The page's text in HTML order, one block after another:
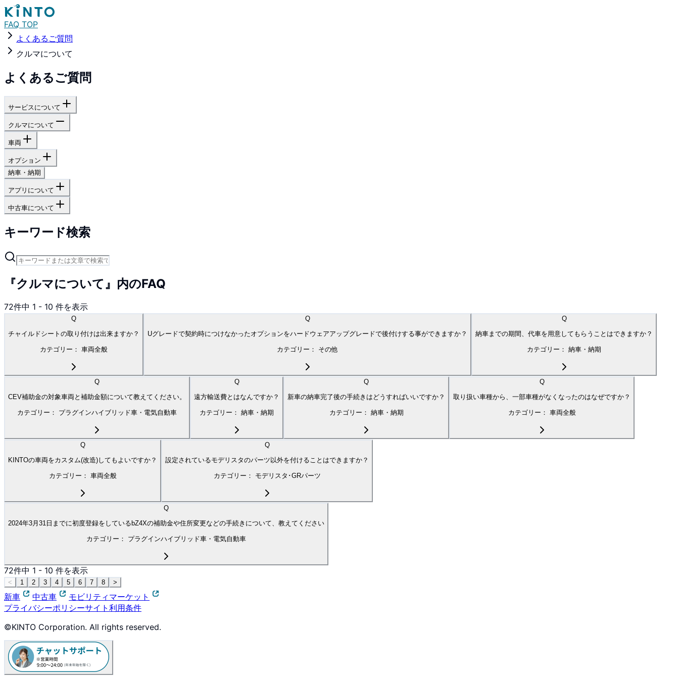
FAQ TOP
よくあるご質問
クルマについて
よくあるご質問
サービスについて
クルマについて
車両
オプション
納車・納期
アプリについて
中古車について
キーワード検索
『クルマについて』内のFAQ
72件中 1 - 10 件を表示
Q
チャイルドシートの取り付けは出来ますか？
カテゴリー： 車両全般
Q
Uグレードで契約時につけなかったオプションをハードウェアアップグレードで後付けする事ができますか？
カテゴリー： その他
Q
納車までの期間、代車を用意してもらうことはできますか？
カテゴリー： 納車・納期
Q
CEV補助金の対象車両と補助金額について教えてください。
カテゴリー： プラグインハイブリッド車・電気自動車
Q
遠方輸送費とはなんですか？
カテゴリー： 納車・納期
Q
新車の納車完了後の手続きはどうすればいいですか？
カテゴリー： 納車・納期
Q
取り扱い車種から、一部車種がなくなったのはなぜですか？
カテゴリー： 車両全般
Q
KINTOの車両をカスタム(改造)してもよいですか？
カテゴリー： 車両全般
Q
設定されているモデリスタのパーツ以外を付けることはできますか？
カテゴリー： モデリスタ･GRパーツ
Q
2024年3月31日までに初度登録をしているbZ4Xの補助金や住所変更などの手続きについて、教えてください
カテゴリー： プラグインハイブリッド車・電気自動車
72件中 1 - 10 件を表示
< 1 2 3 4 5 6 7 8 >
新車 中古車
モビリティマーケット
プライバシーポリシーサイト利用条件
©KINTO Corporation. All rights reserved.